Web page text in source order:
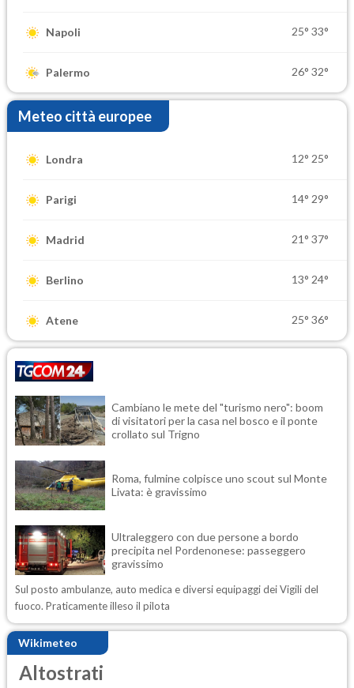
Napoli 25° 33°
Palermo 26° 32°
Meteo città europee
Londra 12° 25°
Parigi 14° 29°
Madrid 21° 37°
Berlino 13° 24°
Atene 25° 36°
Cambiano le mete del "turismo nero": boom
di visitatori per la casa nel bosco e il ponte
crollato sul Trigno
Roma, fulmine colpisce uno scout sul Monte
Livata: è gravissimo
Ultraleggero con due persone a bordo
precipita nel Pordenonese: passeggero
gravissimo
Sul posto ambulanze, auto medica e diversi equipaggi dei Vigili del
fuoco. Praticamente illeso il pilota
Wikimeteo
Altostrati